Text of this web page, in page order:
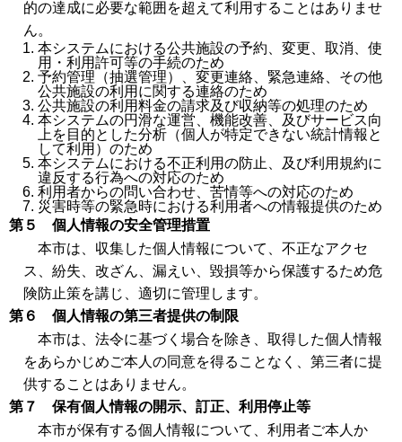
的の達成に必要な範囲を超えて利用することはありませ
ん。
本システムにおける公共施設の予約、変更、取消、使
用・利用許可等の手続のため
予約管理（抽選管理）、変更連絡、緊急連絡、その他
公共施設の利用に関する連絡のため
公共施設の利用料金の請求及び収納等の処理のため
本システムの円滑な運営、機能改善、及びサービス向
上を目的とした分析（個人が特定できない統計情報と
して利用）のため
本システムにおける不正利用の防止、及び利用規約に
違反する行為への対応のため
利用者からの問い合わせ、苦情等への対応のため
災害時等の緊急時における利用者への情報提供のため
第５ 個人情報の安全管理措置
本市は、収集した個人情報について、不正なアクセ
ス、紛失、改ざん、漏えい、毀損等から保護するため危
険防止策を講じ、適切に管理します。
第６ 個人情報の第三者提供の制限
本市は、法令に基づく場合を除き、取得した個人情報
をあらかじめご本人の同意を得ることなく、第三者に提
供することはありません。
第７ 保有個人情報の開示、訂正、利用停止等
本市が保有する個人情報について、利用者ご本人か